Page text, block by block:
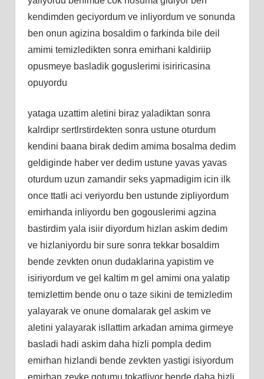
kendimden geciyordum ve inliyordum ve sonunda
ben onun agizina bosaldim o farkinda bile deil
amimi temizledikten sonra emirhani kaldiriip
opusmeye basladik goguslerimi isiriricasina
opuyordu
yataga uzattim aletini biraz yaladiktan sonra
kalrdipr sertlrstirdekten sonra ustune oturdum
kendini baana birak dedim amima bosalma dedim
geldiginde haber ver dedim ustune yavas yavas
oturdum uzun zamandir seks yapmadigim icin ilk
once ttatli aci veriyordu ben ustunde zipliyordum
emirhanda inliyordu ben gogouslerimi agzina
bastirdim yala isiir diyordum hizlan askim dedim
ve hizlaniyordu bir sure sonra tekkar bosaldim
bende zevkten onun dudaklarina yapistim ve
isiriyordum ve gel kaltim m gel amimi ona yalatip
temizlettim bende onu o taze sikini de temizledim
yalayarak ve onune domalarak gel askim ve
aletini yalayarak isllattim arkadan amima girmeye
basladi hadi askim daha hizli pompla dedim
emirhan hizlandi bende zevkten yastigi isiyordum
emirhan zevke gotumu tokatliyor bende daha hizli